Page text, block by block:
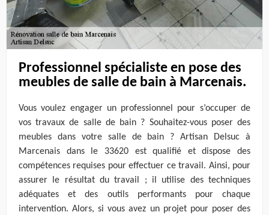
Professionnel spécialiste en pose des
meubles de salle de bain à Marcenais.
Vous voulez engager un professionnel pour s’occuper de
vos travaux de salle de bain ? Souhaitez-vous poser des
meubles dans votre salle de bain ? Artisan Delsuc à
Marcenais dans le 33620 est qualifié et dispose des
compétences requises pour effectuer ce travail. Ainsi, pour
assurer le résultat du travail ; il utilise des techniques
adéquates et des outils performants pour chaque
intervention. Alors, si vous avez un projet pour poser des